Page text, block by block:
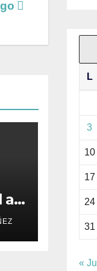
a
L
3
10
17
24
31
« Jul